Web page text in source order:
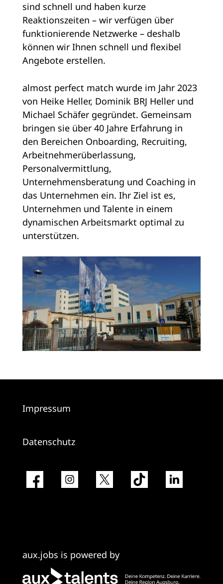
sind schnell und haben kurze
Reaktionszeiten – wir verfügen über
funktionierende Netzwerke – deshalb
können wir Ihnen schnell und flexibel
Angebote erstellen.
almost perfect match wurde im Jahr 2023
von Heike Heller, Dominik BRJ Heller und
Michael Schäfer gegründet. Gemeinsam
bringen sie über 40 Jahre Erfahrung in
den Bereichen Onboarding, Recruiting,
Arbeitnehmerüberlassung,
Personalvermittlung,
Unternehmensberatung und Coaching in
das Unternehmen ein. Ihr Ziel ist es,
Unternehmen und Talente in einem
dynamischen Arbeitsmarkt optimal zu
unterstützen.
Impressum
Datenschutz
aux.jobs is powered by